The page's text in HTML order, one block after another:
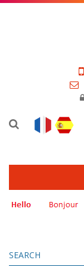
SEARCH